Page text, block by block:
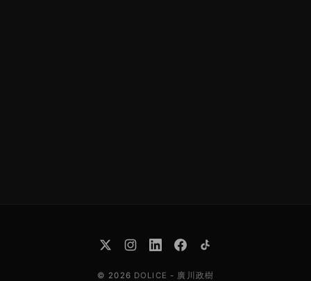
© 2026 DOLICE - 廣川政樹